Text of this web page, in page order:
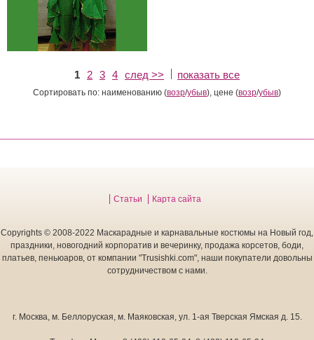
1 2 3 4 след >> показать все
Сортировать по: наименованию (возр/убыв), цене (возр/убыв)
Статьи Карта сайта
Copyrights © 2008-2022 Маскарадные и карнавальные костюмы на Новый год,
праздники, новогодний корпоратив и вечеринку, продажа корсетов, боди,
платьев, пеньюаров, от компании "Trusishki.com", наши покупатели довольны
сотрудничеством с нами.
г. Москва, м. Беллоруская, м. Маяковская, ул. 1-ая Тверская Ямская д. 15.